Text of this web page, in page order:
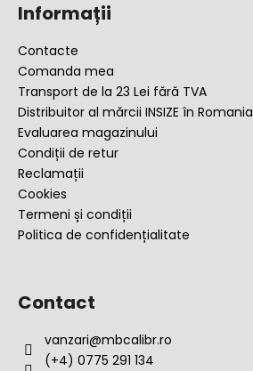
i
s
t
Informații
Contacte
Comanda mea
Transport de la 23 Lei fără TVA
Distribuitor al mărcii INSIZE în Romania
Evaluarea magazinului
Condiții de retur
Reclamații
Cookies
Termeni și condiții
Politica de confidențialitate
Contact
vanzari@mbcalibr.ro
(+4) 0775 291 134